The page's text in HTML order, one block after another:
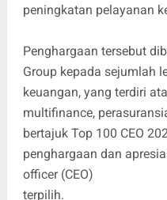
peningkatan pelayanan
Penghargaan tersebut
Group kepada sejumlah
keuangan, yang terdiri
multifinance,
bertajuk Top 100 CEO
penghargaan dan
officer (CEO)
terpilih.